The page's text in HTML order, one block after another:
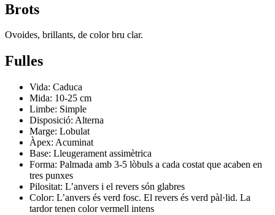
Brots
Ovoides, brillants, de color bru clar.
Fulles
Vida: Caduca
Mida: 10-25 cm
Limbe: Simple
Disposició: Alterna
Marge: Lobulat
Àpex: Acuminat
Base: Lleugerament assimètrica
Forma: Palmada amb 3-5 lòbuls a cada costat que acaben en
tres punxes
Pilositat: L’anvers i el revers són glabres
Color: L’anvers és verd fosc. El revers és verd pàl·lid. La
tardor tenen color vermell intens